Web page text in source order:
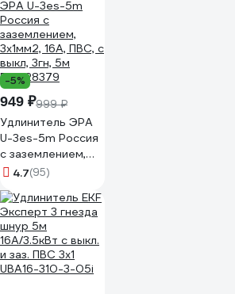
720-0205-202
-5%
949 ₽999 ₽
Удлинитель ЭРА
U-3es-5m Россия
с заземлением,
3x1мм2, 16A, ПВС, с
Б0028379
4.7(95)